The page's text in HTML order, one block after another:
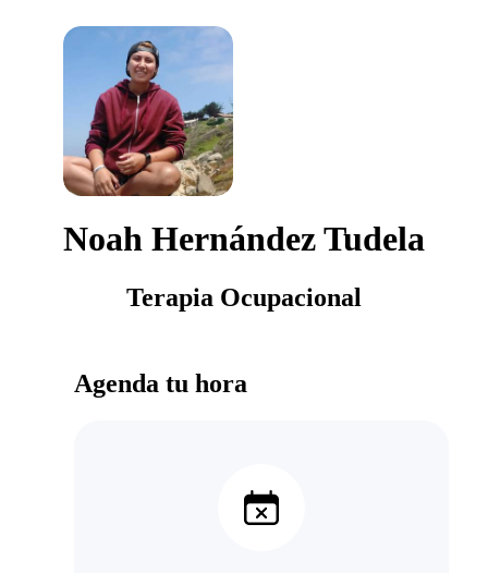
Noah Hernández Tudela
Terapia Ocupacional
Agenda tu hora